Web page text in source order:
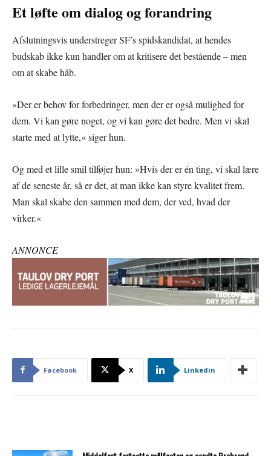
Et løfte om dialog og forandring
Afslutningsvis understreger SF’s spidskandidat, at hendes
budskab ikke kun handler om at kritisere det bestående – men
om at skabe håb.
»Der er behov for forbedringer, men der er også mulighed for
dem. Vi kan gøre noget, og vi kan gøre det bedre. Men vi skal
starte med at lytte,« siger hun.
Og med et lille smil tilføjer hun: »Hvis der er én ting, vi skal lære
af de seneste år, så er det, at man ikke kan styre kvalitet frem.
Man skal skabe den sammen med dem, der ved, hvad der
virker.«
ANNONCE
Facebook X Linkedin